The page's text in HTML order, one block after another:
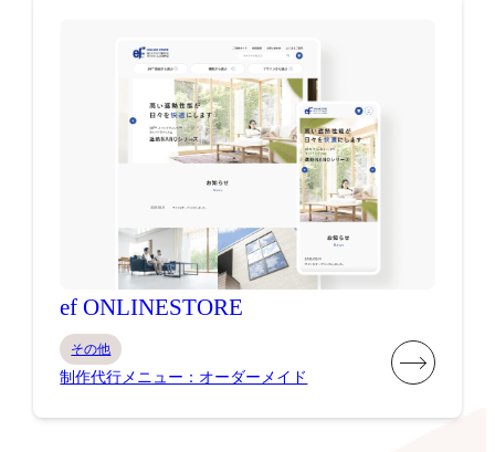
ef ONLINESTORE
その他
制作代行メニュー：オーダーメイド